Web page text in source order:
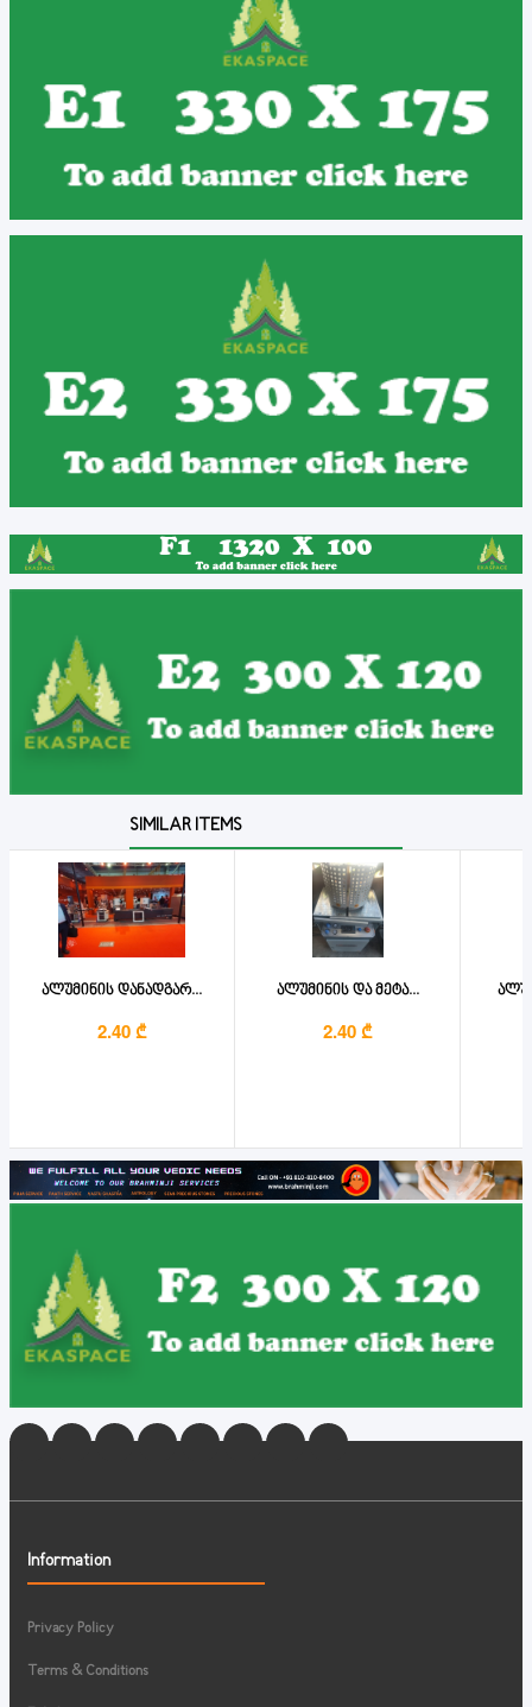
SIMILAR ITEMS
ალუმინის დანადგარ...
2.40 ₾
ალუმინის და მეტა...
2.40 ₾
Information
Privacy Policy
Terms & Conditions